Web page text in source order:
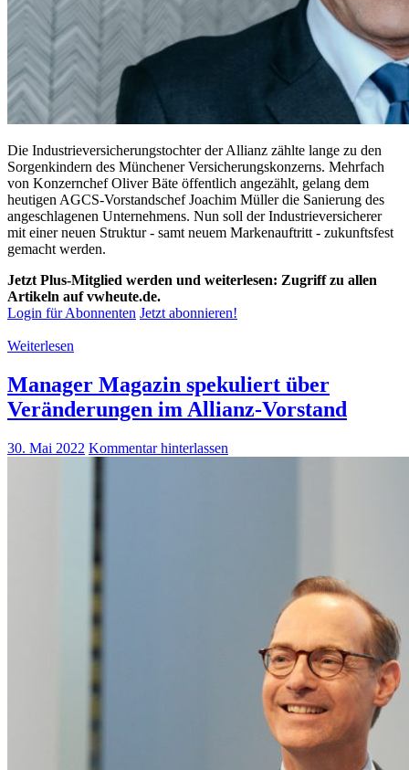
Die Industrieversicherungstochter der Allianz zählte lange zu den
Sorgenkindern des Münchener Versicherungskonzerns. Mehrfach
von Konzernchef Oliver Bäte öffentlich angezählt, gelang dem
heutigen AGCS-Vorstandschef Joachim Müller die Sanierung des
angeschlagenen Unternehmens. Nun soll der Industrieversicherer
mit einer neuen Struktur - samt neuem Markenauftritt - zukunftsfest
gemacht werden.
Jetzt Plus-Mitglied werden und weiterlesen: Zugriff zu allen
Artikeln auf vwheute.de.
Login für Abonnenten Jetzt abonnieren!
Weiterlesen
Manager Magazin spekuliert über
Veränderungen im Allianz-Vorstand
30. Mai 2022 Kommentar hinterlassen